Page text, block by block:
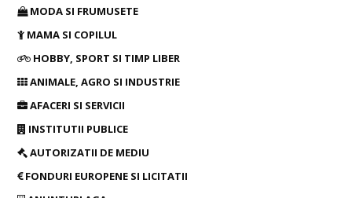
MODA SI FRUMUSETE
MAMA SI COPILUL
HOBBY, SPORT SI TIMP LIBER
ANIMALE, AGRO SI INDUSTRIE
AFACERI SI SERVICII
INSTITUTII PUBLICE
AUTORIZATII DE MEDIU
FONDURI EUROPENE SI LICITATII